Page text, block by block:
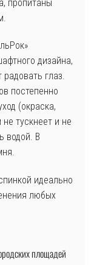
пропитаны
дизайна,
радовать глаз.
постепенно
(окраска,
тускнеет и не
водой. В
идеально
любых
площадей